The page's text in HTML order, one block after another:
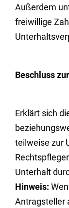
Außerdem
freiwillige
Beschluss
Erklärt sich
teilweise zur
Unterhalt
Hinweis:
Antragsteller